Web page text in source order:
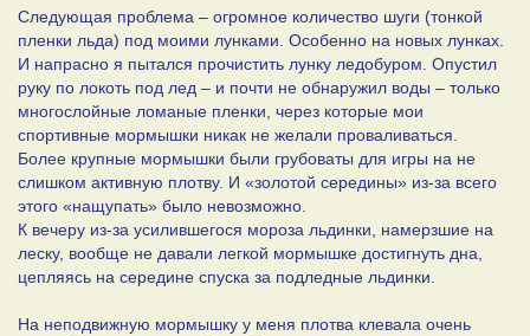
Следующая проблема – огромное количество шуги (тонкой
пленки льда) под моими лунками. Особенно на новых лунках.
И напрасно я пытался прочистить лунку ледобуром. Опустил
руку по локоть под лед – и почти не обнаружил воды – только
многослойные ломаные пленки, через которые мои
спортивные мормышки никак не желали проваливаться.
Более крупные мормышки были грубоваты для игры на не
слишком активную плотву. И «золотой середины» из-за всего
этого «нащупать» было невозможно.
К вечеру из-за усилившегося мороза льдинки, намерзшие на
леску, вообще не давали легкой мормышке достигнуть дна,
цепляясь на середине спуска за подледные льдинки.
На неподвижную мормышку у меня плотва клевала очень